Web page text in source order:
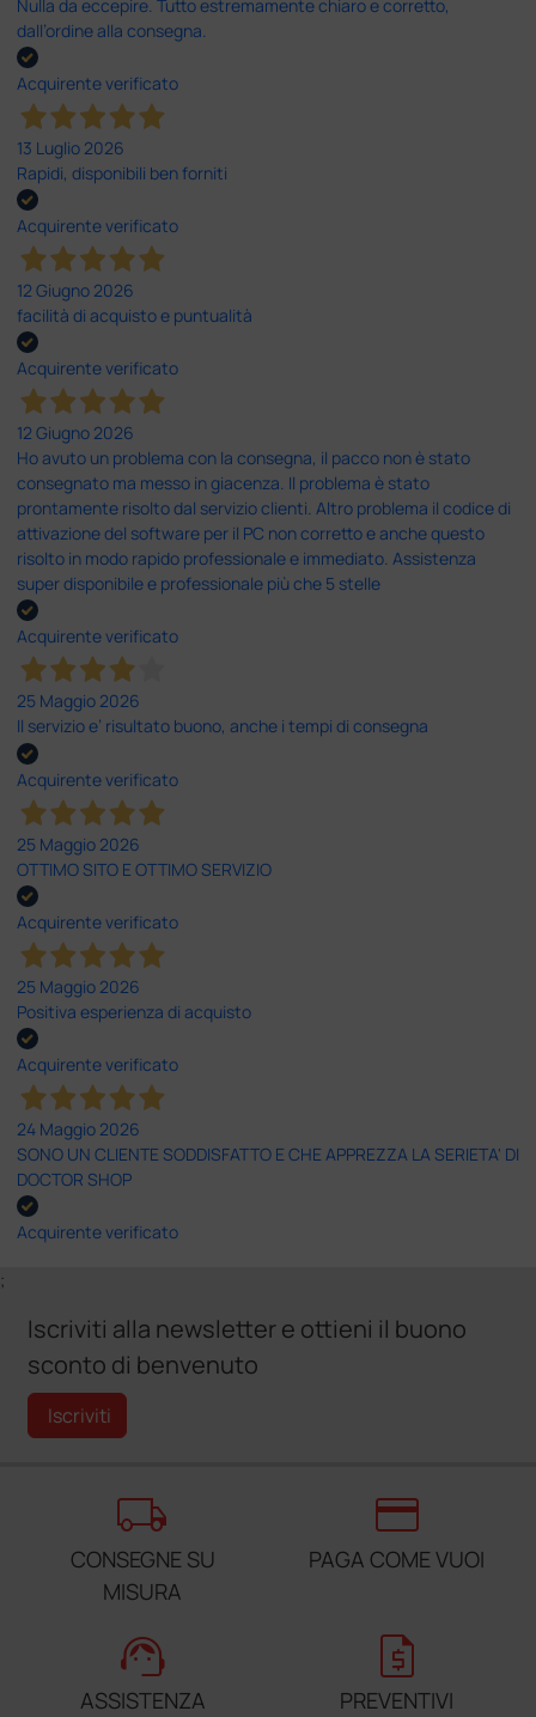
Nulla da eccepire. Tutto estremamente chiaro e corretto,
dall’ordine alla consegna.
Acquirente verificato
13 Luglio 2026
Rapidi, disponibili ben forniti
Acquirente verificato
12 Giugno 2026
facilità di acquisto e puntualità
Acquirente verificato
12 Giugno 2026
Ho avuto un problema con la consegna, il pacco non è stato
consegnato ma messo in giacenza. Il problema è stato
prontamente risolto dal servizio clienti. Altro problema il codice di
attivazione del software per il PC non corretto e anche questo
risolto in modo rapido professionale e immediato. Assistenza
super disponibile e professionale più che 5 stelle
Acquirente verificato
25 Maggio 2026
Il servizio e’ risultato buono, anche i tempi di consegna
Acquirente verificato
25 Maggio 2026
OTTIMO SITO E OTTIMO SERVIZIO
Acquirente verificato
25 Maggio 2026
Positiva esperienza di acquisto
Acquirente verificato
24 Maggio 2026
SONO UN CLIENTE SODDISFATTO E CHE APPREZZA LA SERIETA' DI
DOCTOR SHOP
Acquirente verificato
;
Iscriviti alla newsletter e ottieni il buono
sconto di benvenuto
Iscriviti
local_shipping
CONSEGNE SU
MISURA
credit_card
PAGA COME VUOI
support_agent
ASSISTENZA
request_quote
PREVENTIVI